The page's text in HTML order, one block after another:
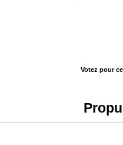
Votez pour